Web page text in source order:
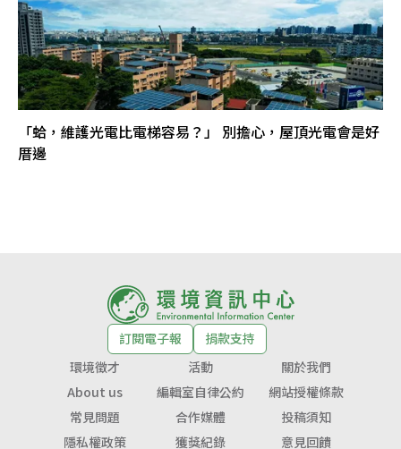
「蛤，維護光電比電梯容易？」 別擔心，屋頂光電會是好
厝邊
訂閱電子報
捐款支持
環境徵才
活動
關於我們
About us
編輯室自律公約
網站授權條款
常見問題
合作媒體
投稿須知
隱私權政策
獲獎紀錄 意見回饋